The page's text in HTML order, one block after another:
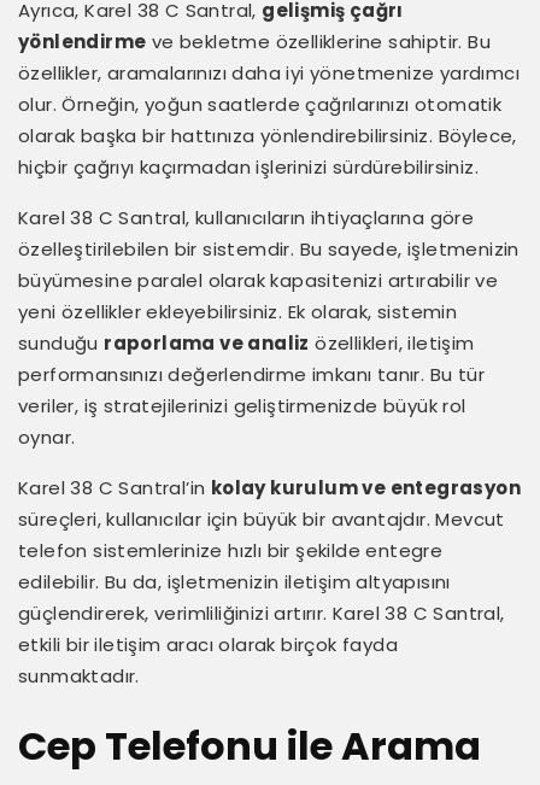
Ayrıca, Karel 38 C Santral, gelişmiş çağrı
yönlendirme ve bekletme özelliklerine sahiptir. Bu
özellikler, aramalarınızı daha iyi yönetmenize yardımcı
olur. Örneğin, yoğun saatlerde çağrılarınızı otomatik
olarak başka bir hattınıza yönlendirebilirsiniz. Böylece,
hiçbir çağrıyı kaçırmadan işlerinizi sürdürebilirsiniz.
Karel 38 C Santral, kullanıcıların ihtiyaçlarına göre
özelleştirilebilen bir sistemdir. Bu sayede, işletmenizin
büyümesine paralel olarak kapasitenizi artırabilir ve
yeni özellikler ekleyebilirsiniz. Ek olarak, sistemin
sunduğu raporlama ve analiz özellikleri, iletişim
performansınızı değerlendirme imkanı tanır. Bu tür
veriler, iş stratejilerinizi geliştirmenizde büyük rol
oynar.
Karel 38 C Santral’in kolay kurulum ve entegrasyon
süreçleri, kullanıcılar için büyük bir avantajdır. Mevcut
telefon sistemlerinize hızlı bir şekilde entegre
edilebilir. Bu da, işletmenizin iletişim altyapısını
güçlendirerek, verimliliğinizi artırır. Karel 38 C Santral,
etkili bir iletişim aracı olarak birçok fayda
sunmaktadır.
Cep Telefonu ile Arama